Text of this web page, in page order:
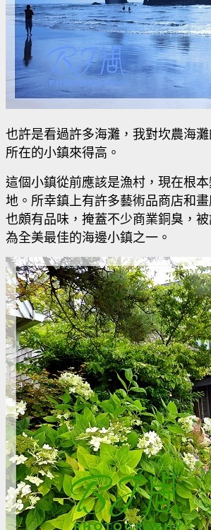
也許是看過許多海灘，我對坎農海
所在的小鎮來得高。
這個小鎮從前應該是漁村，現在根
地。所幸鎮上有許多藝術品商店和
也頗有品味，掩蓋不少商業銅臭，
為全美最佳的海邊小鎮之一。